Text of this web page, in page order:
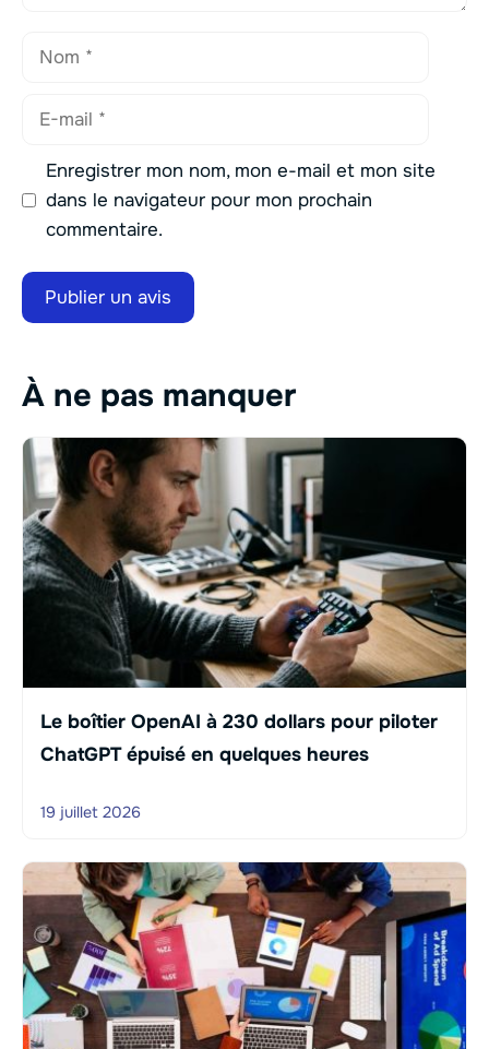
Nom
Enregistrer mon nom, mon e-mail et mon site
dans le navigateur pour mon prochain
commentaire.
À ne pas manquer
Le boîtier OpenAI à 230 dollars pour piloter
ChatGPT épuisé en quelques heures
19 juillet 2026